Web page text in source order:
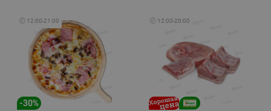
🕘 12:00-21:00
-30%
🕘 12:00-20:00